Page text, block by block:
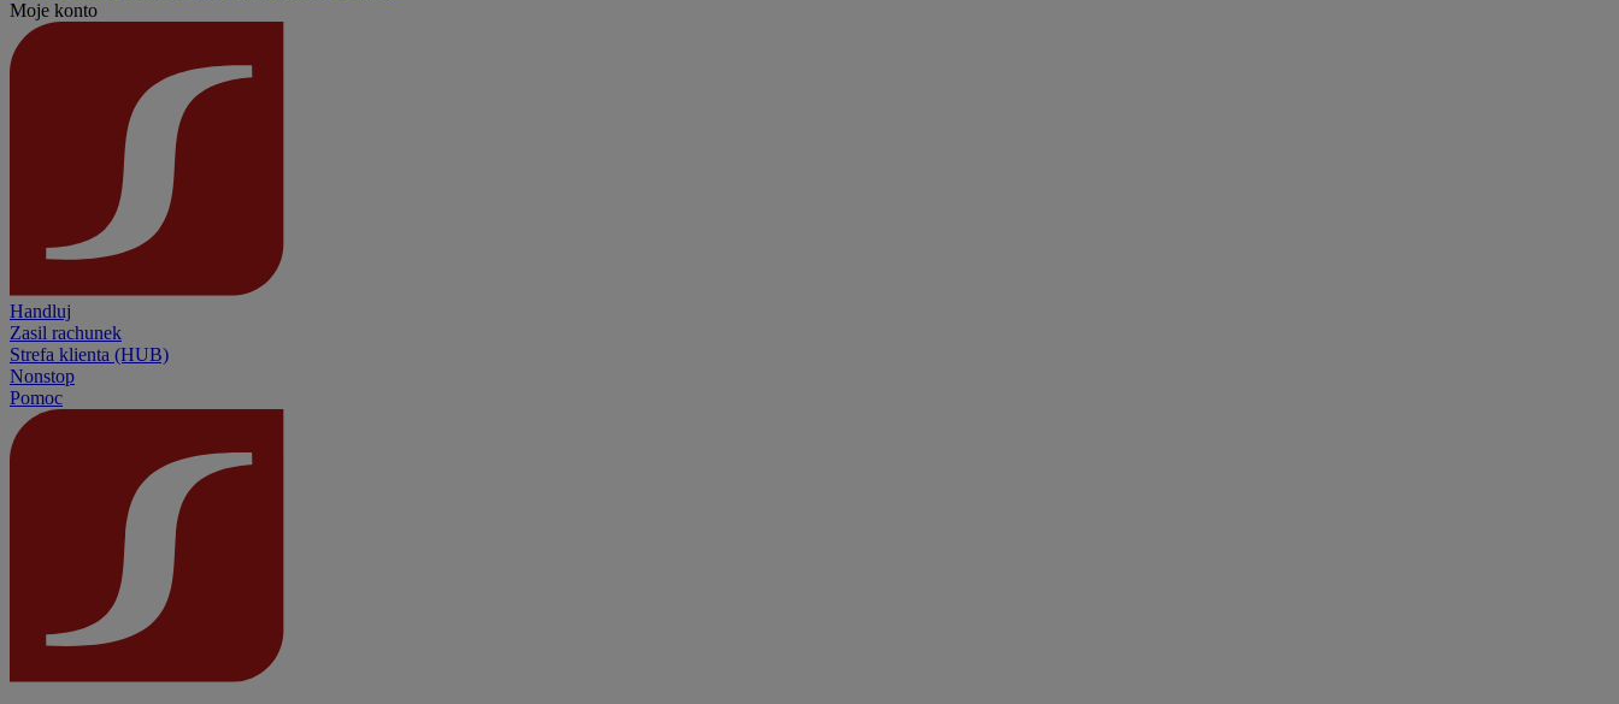
Moje konto
Handluj
Zasil rachunek
Strefa klienta (HUB)
Nonstop
Pomoc